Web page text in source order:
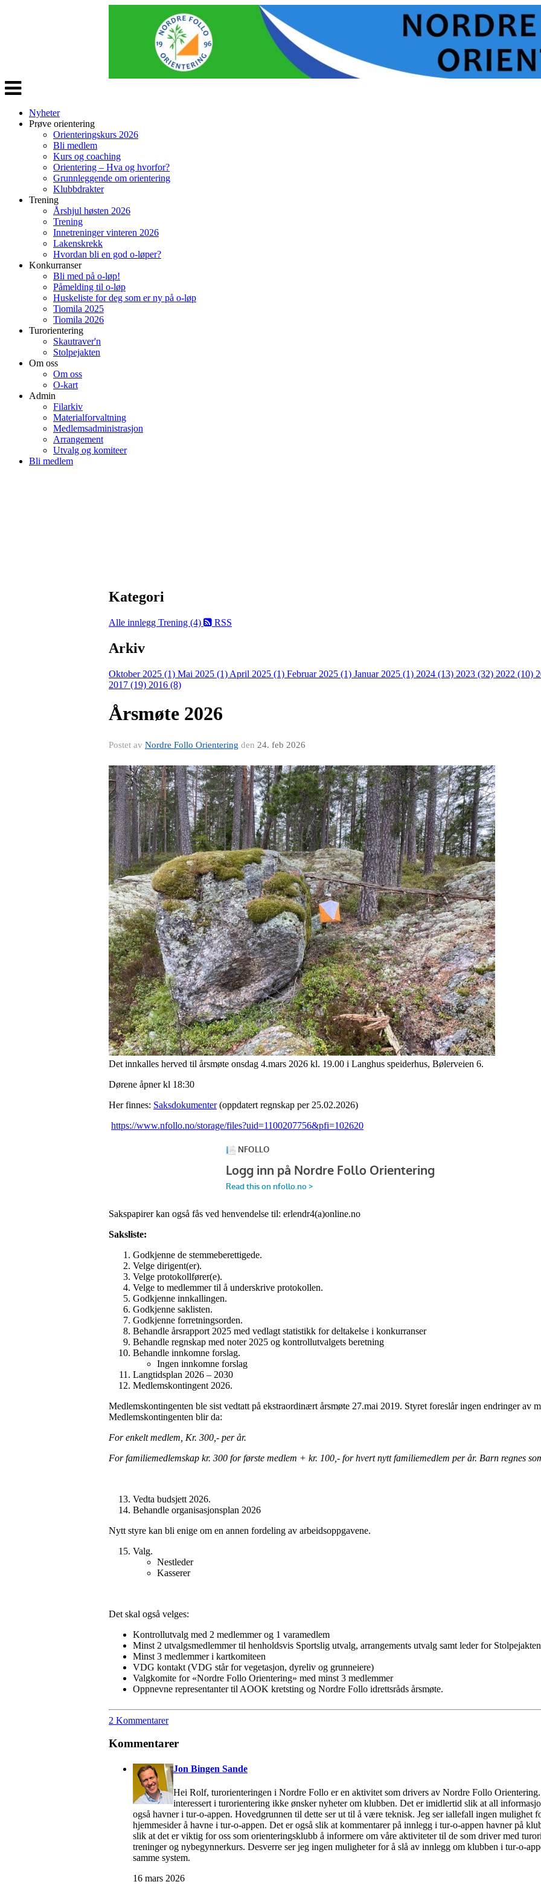
Veksle
navigasjon
Nyheter
Prøve orientering
Orienteringskurs 2026
Bli medlem
Kurs og coaching
Orientering – Hva og hvorfor?
Grunnleggende om orientering
Klubbdrakter
Trening
Årshjul høsten 2026
Trening
Innetreninger vinteren 2026
Lakenskrekk
Hvordan bli en god o-løper?
Konkurranser
Bli med på o-løp!
Påmelding til o-løp
Huskeliste for deg som er ny på o-løp
Tiomila 2025
Tiomila 2026
Turorientering
Skautraver'n
Stolpejakten
Om oss
Om oss
O-kart
Admin
Filarkiv
Materialforvaltning
Medlemsadministrasjon
Arrangement
Utvalg og komiteer
Bli medlem
Kategori
Alle innlegg Trening (4) RSS
Arkiv
Oktober 2025 (1) Mai 2025 (1) April 2025 (1) Februar 2025 (1) Januar 2025 (1) 2024 (13) 2023 (32) 2022 (10)
2017 (19) 2016 (8)
Årsmøte 2026
Postet av Nordre Follo Orientering den 24. feb 2026
Det innkalles herved til årsmøte onsdag 4.mars 2026 kl. 19.00 i Langhus speiderhus, Bølerveien 6.
Dørene åpner kl 18:30
Her finnes: Saksdokumenter(oppdatert regnskap per 25.02.2026)
https://www.nfollo.no/storage/files?uid=1100207756&pfi=102620
Sakspapirer kan også fås ved henvendelse til: erlendr4(a)online.no
Saksliste:
Godkjenne de stemmeberettigede.
Velge dirigent(er).
Velge protokollfører(e).
Velge to medlemmer til å underskrive protokollen.
Godkjenne innkallingen.
Godkjenne saklisten.
Godkjenne forretningsorden.
Behandle årsrapport 2025 med vedlagt statistikk for deltakelse i konkurranser
Behandle regnskap med noter 2025 og kontrollutvalgets beretning
Behandle innkomne forslag.
Ingen innkomne forslag
Langtidsplan 2026 – 2030
Medlemskontingent 2026.
Medlemskontingenten ble sist vedtatt på ekstraordinært årsmøte 27.mai 2019. Styret foreslår ingen endringer av
Medlemskontingenten blir da:
For enkelt medlem, Kr. 300,- per år.
For familiemedlemskap kr. 300 for første medlem + kr. 100,- for hvert nytt familiemedlem per år. Barn regnes
Vedta budsjett 2026.
Behandle organisasjonsplan 2026
Nytt styre kan bli enige om en annen fordeling av arbeidsoppgavene.
Valg.
Nestleder
Kasserer
Det skal også velges:
Kontrollutvalg med 2 medlemmer og 1 varamedlem
Minst 2 utvalgsmedlemmer til henholdsvis Sportslig utvalg, arrangements utvalg samt leder for
Minst 3 medlemmer i kartkomiteen
VDG kontakt (VDG står for vegetasjon, dyreliv og grunneiere)
Valgkomite for «Nordre Follo Orientering» med minst 3 medlemmer
Oppnevne representanter til AOOK kretsting og Nordre Follo idrettsråds årsmøte.
2 Kommentarer
Kommentarer
Jon Bingen Sande
Hei Rolf, turorienteringen i Nordre Follo er en aktivitet som drivers av Nordre Follo
interessert i turorientering ikke ønsker nyheter om klubben. Det er imidlertid slik at all
også havner i tur-o-appen. Hovedgrunnen til dette ser ut til å være teknisk. Jeg ser iallefall ingen mulighet
hjemmesider å havne i tur-o-appen. Det er også slik at kommentarer på innlegg i tur-o-appen havner på
slik at det er viktig for oss som orienteringsklubb å informere om våre aktiviteter til de som driver med
treninger og nybegynnerkurs. Desverre ser jeg ingen muligheter for å slå av innlegg om klubben i tur-o-
samme system.
16 mars 2026